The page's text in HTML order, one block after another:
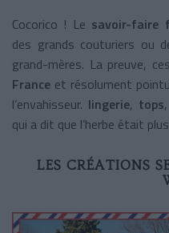
Cocorico ! Le savoir-faire
des grands couturiers ou
grand-mères. La preuve,
France et résolument
l’envahisseur. lingerie, tops,
qui a dit que l’herbe était
LES CRÉATIONS